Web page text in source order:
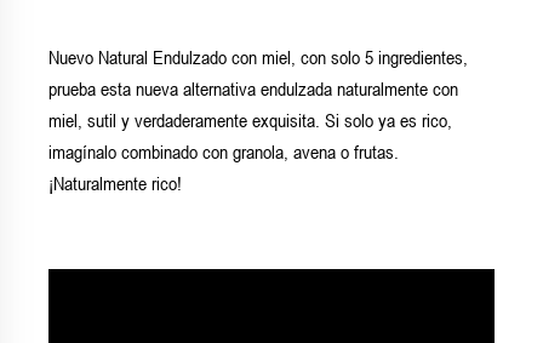
Nuevo Natural Endulzado con miel, con solo 5 ingredientes,
prueba esta nueva alternativa endulzada naturalmente con
miel, sutil y verdaderamente exquisita. Si solo ya es rico,
imagínalo combinado con granola, avena o frutas.
¡Naturalmente rico!